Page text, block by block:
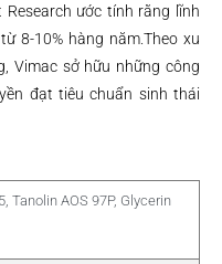
ước tính rằng lĩnh
8-10% hàng năm.Theo xu
Vimac sở hữu những công
đạt tiêu chuẩn sinh thái
Tanolin AOS 97P, Glycerin